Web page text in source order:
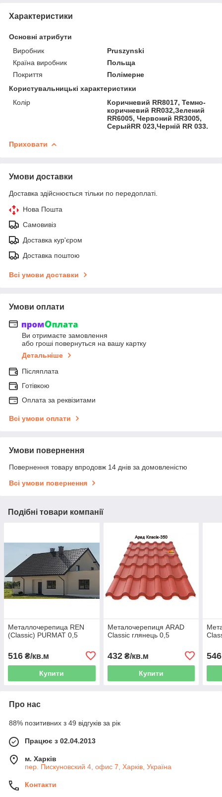
Характеристики
Основні атрибути
Виробник
Pruszynski
Країна виробник
Польща
Покриття
Полімерне
Користувальницькі характеристики
Колір
Коричневий RR8017, Темно-
коричневий RR032,Зелений
RR6005, Червоний RR3005,
СерыйRR 023,Черній RR 033.
Приховати
Умови доставки
Доставка здійснюється тільки по передоплаті.
Нова Пошта
Самовивіз
Доставка кур'єром
Доставка поштою
Всі умови доставки
Умови оплати
Ви отримаєте замовлення
або гроші повернуться на вашу картку
Детальніше
Післяплата
Готівкою
Оплата за реквізитами
Всі умови оплати
Умови повернення
Повернення товару впродовж 14 днів за домовленістю
Всі умови повернення
Подібні товари компанії
Металлочерепица REN
(Classic) PURMAT 0,5
516 ₴/кв.м
Купити
Металочерепиця ARAD
Classic глянець 0,5
432₴/кв.м
Купити
546
Про нас
88% позитивних з 49 відгуків за рік
Працює з 02.04.2013
м. Харків
пер. Пискуновский 4, офис 7, Харків, Україна
Контакти